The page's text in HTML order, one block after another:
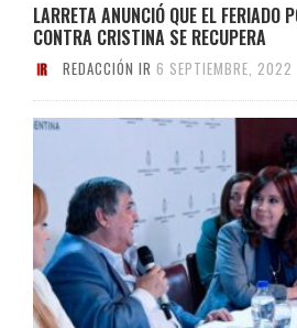
LARRETA ANUNCIÓ QUE EL FERIADO
CONTRA CRISTINA SE RECUPERA
REDACCIÓN IR 6 SEPTIEMBRE, 2022